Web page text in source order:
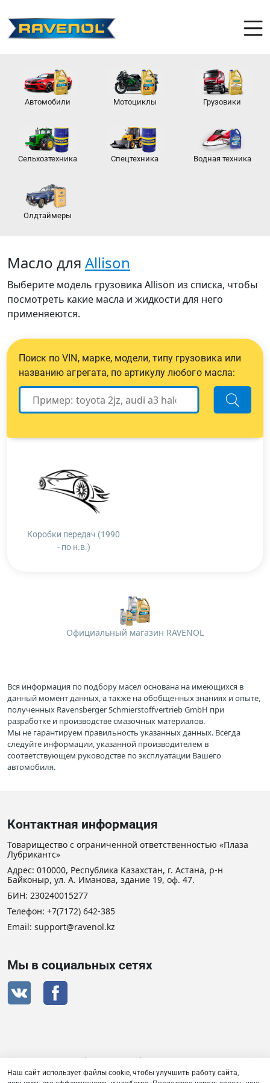
Автомобили Мотоциклы Грузовики
Сельхозтехника Спецтехника Водная техника
Олдтаймеры
Масло для Allison
Выберите модель грузовика Allison из списка, чтобы
посмотреть какие масла и жидкости для него
применяеются.
Поиск по VIN, марке, модели, типу грузовика или
названию агрегата, по артикулу любого масла:
Коробки передач (1990
- по н.в.)
Официальный магазин RAVENOL
Вся информация по подбору масел основана на имеющихся в
данный момент данных, а также на обобщенных знаниях и опыте,
полученных Ravensberger Schmierstoffvertrieb GmbH при
разработке и производстве смазочных материалов.
Мы не гарантируем правильность указанных данных. Всегда
следуйте информации, указанной производителем в
соответствующем руководстве по эксплуатации Вашего
автомобиля.
Контактная информация
Товарищество с ограниченной ответственностью «Плаза
Лубрикантс»
Адрес: 010000, Республика Казахстан, г. Астана, р-н
Байконыр, ул. А. Иманова, здание 19, оф. 47.
БИН: 230240015277
Телефон: +7(7172) 642-385
Email: support@ravenol.kz
Мы в социальных сетях
Сертификат дистрибьютора RAVENOL
Наш сайт использует файлы cookie, чтобы улучшить работу сайта,